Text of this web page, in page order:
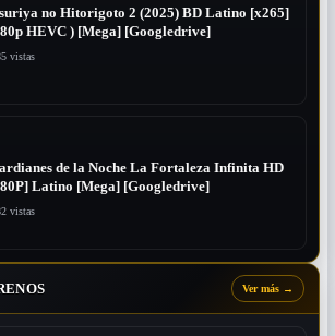
no Hitorigoto 2 (2025) BD Latino [x265]
HEVC ) [Mega] [Googledrive]
vistas
de la Noche La Fortaleza Infinita HD
Latino [Mega] [Googledrive]
vistas
Ver más →